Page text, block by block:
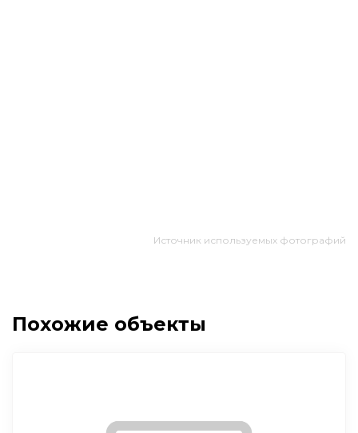
Источник используемых фотографий
Похожие объекты